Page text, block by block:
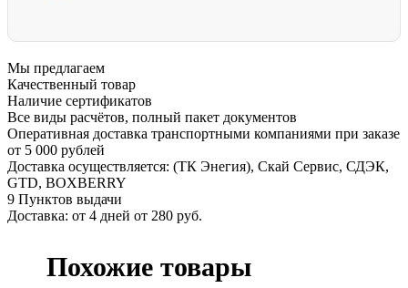
Мы предлагаем
Качественный товар
Наличие сертификатов
Все виды расчётов, полный пакет документов
Оперативная доставка транспортными компаниями при заказе
от 5 000 рублей
Доставка осуществляется: (ТК Энегия), Скай Сервис, СДЭК,
GTD, BOXBERRY
9 Пунктов выдачи
Доставка: от 4 дней от 280 руб.
Похожие товары